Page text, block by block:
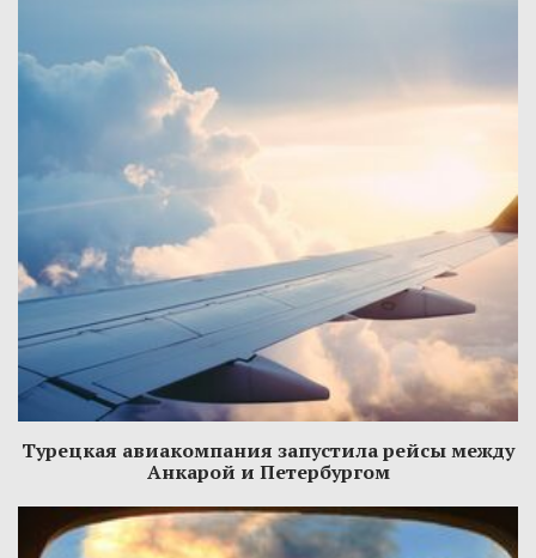
Турецкая авиакомпания запустила рейсы между
Анкарой и Петербургом